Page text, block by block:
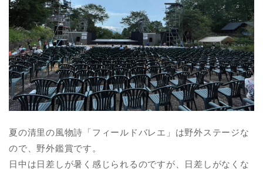
夏の清里の風物詩「フィールドバレエ」は野外ステージな
ので、野外鑑賞です。
日中は日差しが暑く感じられるのですが、日差しがなくな